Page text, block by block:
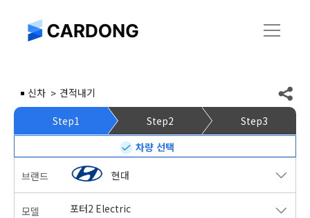
신차 견적내기
Step1 Step2
Step3
차량 선택
브랜드 현대
모델 포터2 Electric